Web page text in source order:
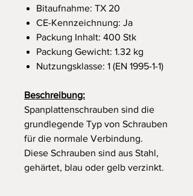
Bitaufnahme: TX 20
CE-Kennzeichnung: Ja
Packung Inhalt: 400 Stk
Packung Gewicht: 1.32 kg
Nutzungsklasse: 1 (EN 1995-1-1)
Beschreibung:
Spanplattenschrauben sind die
grundlegende Typ von Schrauben
für die normale Verbindung.
Diese Schrauben sind aus Stahl,
gehärtet, blau oder gelb verzinkt.